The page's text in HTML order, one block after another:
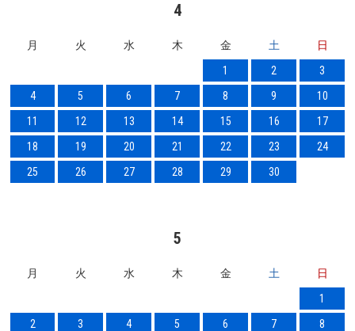
4
月 火 水 木 金 土
日
1
2
3
4
5 6 7 8 9
10
11
12 13 14 15 16
17
18
19 20 21 22 23
24
25
26 27 28 29 30
5
月 火 水 木 金 土
日
1
2
3 4 5 6 7
8